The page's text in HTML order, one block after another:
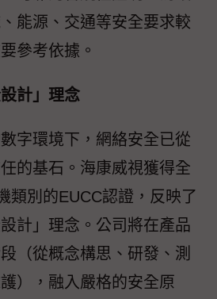
能源、交通等安全要求較
參考依據。
計」理念
字環境下，網絡安全已從
的基石。海康威視獲得全
類別的EUCC認證，反映了
計」理念。公司將在產品
（從概念構思、研發、測
），融入嚴格的安全原